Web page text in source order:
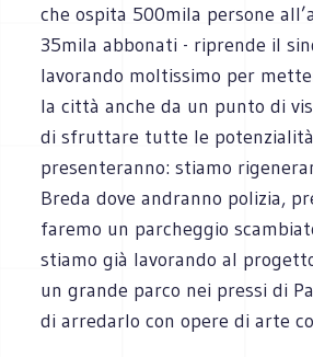
che ospita 500mila persone
35mila abbonati - riprende il
lavorando moltissimo per
la città anche da un punto di
di sfruttare tutte le
presenteranno: stiamo
Breda dove andranno polizia,
faremo un parcheggio
stiamo già lavorando al
un grande parco nei pressi di
di arredarlo con opere di arte